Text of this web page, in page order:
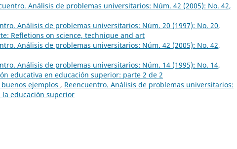
Análisis de problemas universitarios: Núm. 42 (2005): No. 42,
Análisis de problemas universitarios: Núm. 20 (1997): No. 20,
Refletions on science, technique and art
Análisis de problemas universitarios: Núm. 42 (2005): No. 42,
Análisis de problemas universitarios: Núm. 14 (1995): No. 14,
educativa en educación superior: parte 2 de 2
ejemplos , Reencuentro. Análisis de problemas universitarios:
la educación superior